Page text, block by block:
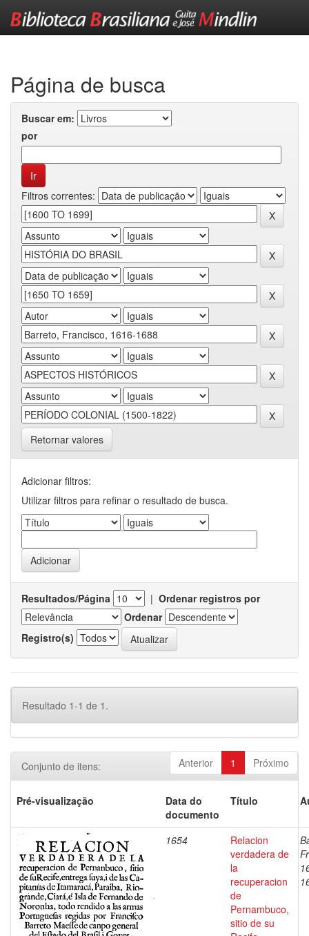
Página de busca
Buscar em:
por
Filtros correntes:
Retornar valores
Adicionar filtros:
Utilizar filtros para refinar o resultado de busca.
Resultados/Página | Ordenar registros por
Ordenar
Registro(s)
Resultado 1-1 de 1.
Anterior 1 Próximo
Conjunto de itens:
Pré-visualização
Data do
documento
Título
1654
Relacion
verdadera de
la
recuperacion
de
Pernambuco,
sitio de su